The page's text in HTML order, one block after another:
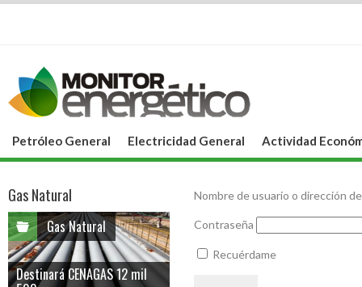
Petróleo General Electricidad General Actividad
Nombre de usuario o dirección
Contraseña
Recuérdame
Gas Natural
Gas Natural
Destinará CENAGAS 12 mil